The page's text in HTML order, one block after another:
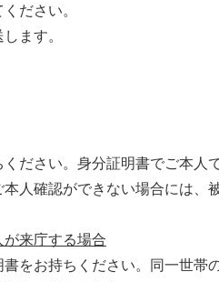
ださい。
ます。
ださい。身分証明書でご本人
人確認ができない場合には、
来庁する場合
をお持ちください。同一世帯